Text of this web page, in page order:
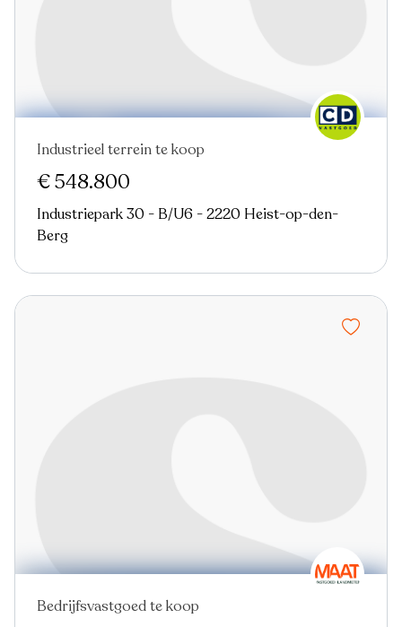
Virtual tour
Industrieel terrein te koop
€ 548.800
Industriepark 30 - B/U6 - 2220 Heist-op-den-
Berg
Bedrijfsvastgoed te koop